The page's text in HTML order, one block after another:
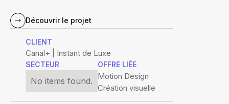
Découvrir le projet
CLIENT
Canal+ | Instant de Luxe
SECTEUR
No items found.
OFFRE LIÉE
Motion Design
Création visuelle